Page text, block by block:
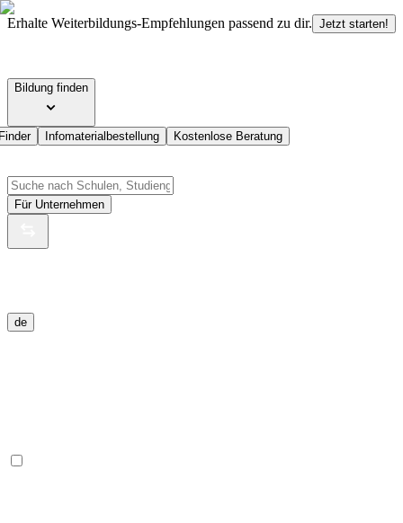
Erhalte Weiterbildungs-Empfehlungen passend zu dir. Jetzt starten!
Bildung finden
Infomaterialbestellung Kostenlose Beratung
Für Unternehmen
de